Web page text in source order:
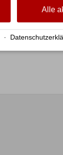
Alle
·